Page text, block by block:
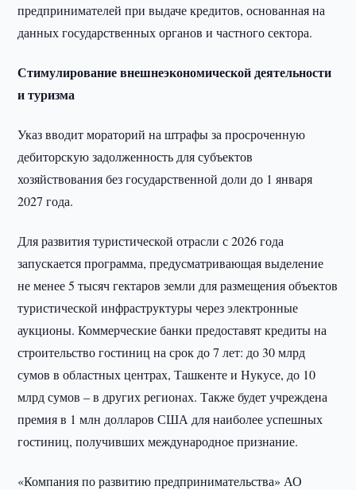
предпринимателей при выдаче кредитов, основанная на
данных государственных органов и частного сектора.
Стимулирование внешнеэкономической деятельности
и туризма
Указ вводит мораторий на штрафы за просроченную
дебиторскую задолженность для субъектов
хозяйствования без государственной доли до 1 января
2027 года.
Для развития туристической отрасли с 2026 года
запускается программа, предусматривающая выделение
не менее 5 тысяч гектаров земли для размещения объектов
туристической инфраструктуры через электронные
аукционы. Коммерческие банки предоставят кредиты на
строительство гостиниц на срок до 7 лет: до 30 млрд
сумов в областных центрах, Ташкенте и Нукусе, до 10
млрд сумов – в других регионах. Также будет учреждена
премия в 1 млн долларов США для наиболее успешных
гостиниц, получивших международное признание.
«Компания по развитию предпринимательства» АО